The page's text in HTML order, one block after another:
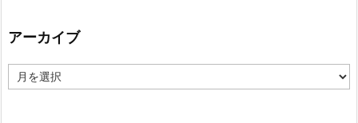
ー
アーカイブ
ー